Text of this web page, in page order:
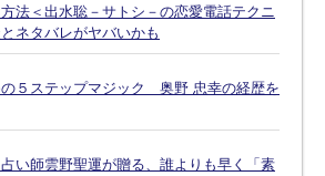
法＜出水聡－サトシ－の恋愛電話テクニ
ネタバレがヤバいかも
５ステップマジック 奥野 忠幸の経歴を
い師雲野聖運が贈る、誰よりも早く「素